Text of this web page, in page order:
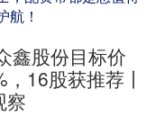
航！
鑫股份目标价
16股获推荐丨
察